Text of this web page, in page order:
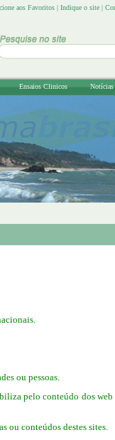
aos Favoritos | Indique o site |
Ensaios Clinicos Notícias
ou pessoas.
pelo conteúdo dos web
ou conteúdos destes sites.